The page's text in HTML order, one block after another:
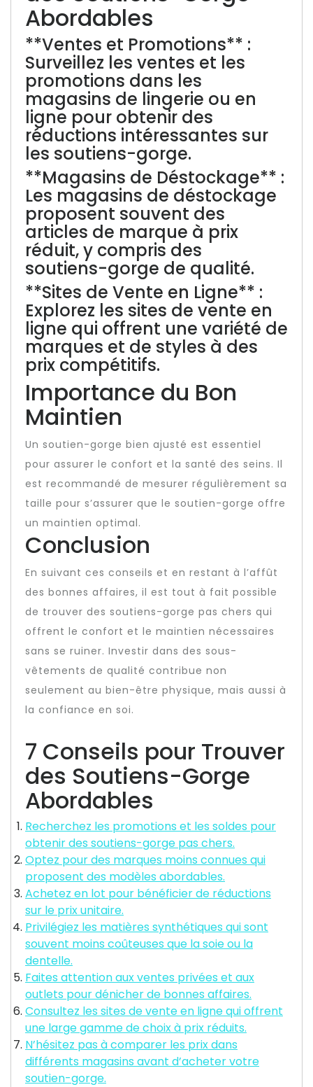
Abordables
**Ventes et Promotions** :
Surveillez les ventes et les
promotions dans les
magasins de lingerie ou en
ligne pour obtenir des
réductions intéressantes sur
les soutiens-gorge.
**Magasins de Déstockage** :
Les magasins de déstockage
proposent souvent des
articles de marque à prix
réduit, y compris des
soutiens-gorge de qualité.
**Sites de Vente en Ligne** :
Explorez les sites de vente en
ligne qui offrent une variété de
marques et de styles à des
prix compétitifs.
Importance du Bon
Maintien
Un soutien-gorge bien ajusté est essentiel
pour assurer le confort et la santé des seins. Il
est recommandé de mesurer régulièrement sa
taille pour s’assurer que le soutien-gorge offre
un maintien optimal.
Conclusion
En suivant ces conseils et en restant à l’affût
des bonnes affaires, il est tout à fait possible
de trouver des soutiens-gorge pas chers qui
offrent le confort et le maintien nécessaires
sans se ruiner. Investir dans des sous-
vêtements de qualité contribue non
seulement au bien-être physique, mais aussi à
la confiance en soi.
7 Conseils pour Trouver
des Soutiens-Gorge
Abordables
Recherchez les promotions et les soldes pour
obtenir des soutiens-gorge pas chers.
Optez pour des marques moins connues qui
proposent des modèles abordables.
Achetez en lot pour bénéficier de réductions
sur le prix unitaire.
Privilégiez les matières synthétiques qui sont
souvent moins coûteuses que la soie ou la
dentelle.
Faites attention aux ventes privées et aux
outlets pour dénicher de bonnes affaires.
Consultez les sites de vente en ligne qui offrent
une large gamme de choix à prix réduits.
N’hésitez pas à comparer les prix dans
différents magasins avant d’acheter votre
soutien-gorge.